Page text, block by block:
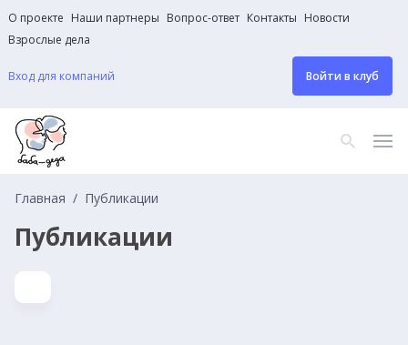
О проекте Наши партнеры Вопрос-ответ Контакты Новости
Взрослые дела
Вход для компаний Войти в клуб
Главная Публикации
Публикации